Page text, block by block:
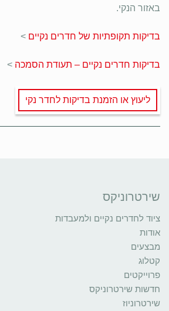
באזור הנקי.
בדיקות תקופתיות של חדרים נקיים >
בדיקות חדרים נקיים – תעודת הסמכה >
ליעוץ או הזמנת בדיקות לחדר נקי
שירטרוניקס
ציוד לחדרים נקיים ולמעבדות
אודות
מבצעים
קטלוג
פרוייקטים
חדשות שירטרוניקס
שירטרוניוז